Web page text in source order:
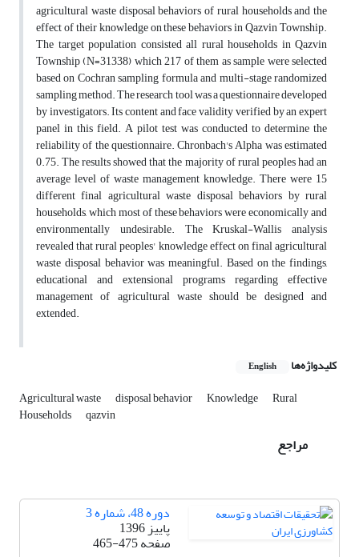
agricultural waste disposal behaviors of rural households and the
effect of their knowledge on these behaviors in Qazvin Township.
The target population consisted all rural households in Qazvin
Township (N=31338) which 217 of them as sample were selected
based on Cochran sampling formula and multi-stage randomized
sampling method. The research tool was a questionnaire developed
by investigators. Its content and face validity verified by an expert
panel in this field. A pilot test was conducted to determine the
reliability of the questionnaire. Chronbach's Alpha was estimated
0.75. The results showed that the majority of rural peoples had an
average level of waste management knowledge. There were 15
different final agricultural waste disposal behaviors by rural
households, which most of these behaviors were economically and
environmentally undesirable. The Kruskal-Wallis analysis
revealed that rural peoples' knowledge effect on final agricultural
waste disposal behavior was meaningful. Based on the findings,
educational and extensional programs regarding effective
management of agricultural waste should be designed and
extended.
کلیدواژه‌ها English
Agricultural waste disposal behavior Knowledge Rural
Households qazvin
مراجع
دوره 48، شماره 3
پاییز 1396
صفحه465-475